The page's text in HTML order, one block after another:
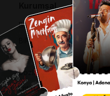
Kurumsal
Bilgi Toplumu Hizmetleri
BiPuan Kurallar & Koşullar
Kişisel Verilerin Korunması
Sözleşme ve Politikalar
Entegre Yönetim Sistemi